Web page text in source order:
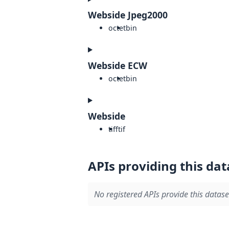
Webside Jpeg2000
octetbin
Webside ECW
octetbin
Webside
tifftif
APIs providing this
No registered APIs provide this